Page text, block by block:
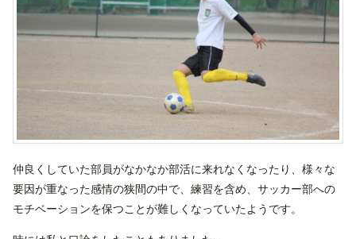
仲良くしていた部員がなかなか部活に来れなくなったり、様々な
要因が重なった感情の狭間の中で、練習を含め、サッカー部への
モチベーションを保つことが難しくなっていたようです。